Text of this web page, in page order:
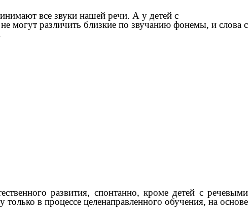
все звуки нашей речи. А у детей с
могут различить близкие по звучанию фонемы, и слова с
развития, спонтанно, кроме детей с речевыми
в процессе целенаправленного обучения, на основе